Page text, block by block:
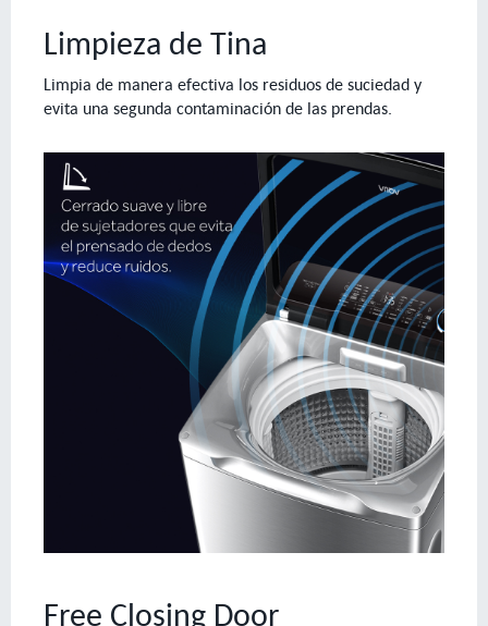
Limpieza de Tina
Limpia de manera efectiva los residuos de suciedad y
evita una segunda contaminación de las prendas.
Free Closing Door